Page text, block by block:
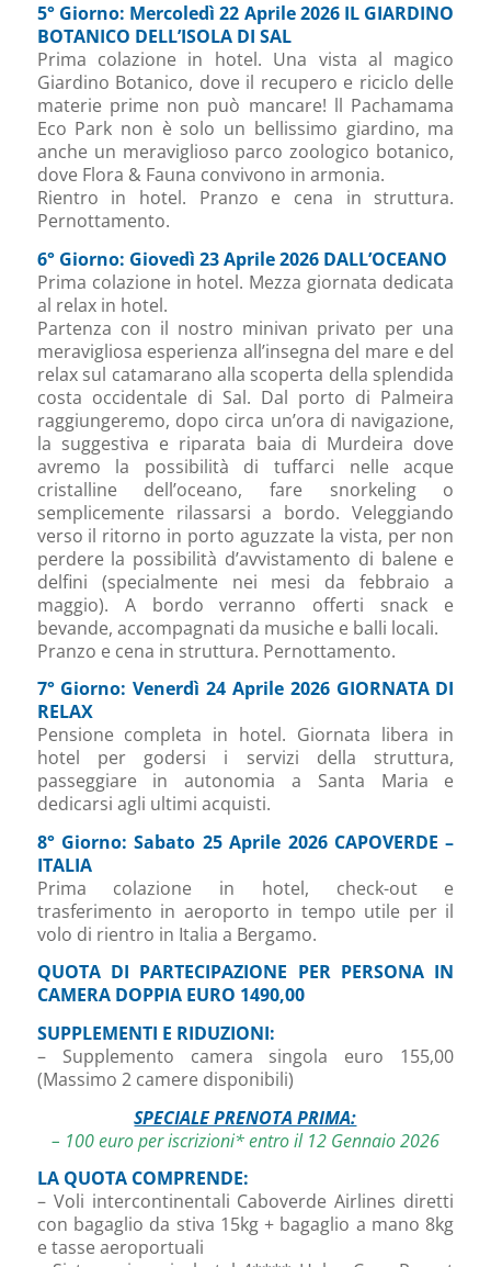
5° Giorno: Mercoledì 22 Aprile 2026 IL GIARDINO
BOTANICO DELL’ISOLA DI SAL
Prima colazione in hotel. Una vista al magico
Giardino Botanico, dove il recupero e riciclo delle
materie prime non può mancare! ll Pachamama
Eco Park non è solo un bellissimo giardino, ma
anche un meraviglioso parco zoologico botanico,
dove Flora & Fauna convivono in armonia.
Rientro in hotel. Pranzo e cena in struttura.
Pernottamento.
6° Giorno: Giovedì 23 Aprile 2026 DALL’OCEANO
Prima colazione in hotel. Mezza giornata dedicata
al relax in hotel.
Partenza con il nostro minivan privato per una
meravigliosa esperienza all’insegna del mare e del
relax sul catamarano alla scoperta della splendida
costa occidentale di Sal. Dal porto di Palmeira
raggiungeremo, dopo circa un’ora di navigazione,
la suggestiva e riparata baia di Murdeira dove
avremo la possibilità di tuffarci nelle acque
cristalline dell’oceano, fare snorkeling o
semplicemente rilassarsi a bordo. Veleggiando
verso il ritorno in porto aguzzate la vista, per non
perdere la possibilità d’avvistamento di balene e
delfini (specialmente nei mesi da febbraio a
maggio). A bordo verranno offerti snack e
bevande, accompagnati da musiche e balli locali.
Pranzo e cena in struttura. Pernottamento.
7° Giorno: Venerdì 24 Aprile 2026 GIORNATA DI
RELAX
Pensione completa in hotel. Giornata libera in
hotel per godersi i servizi della struttura,
passeggiare in autonomia a Santa Maria e
dedicarsi agli ultimi acquisti.
8° Giorno: Sabato 25 Aprile 2026 CAPOVERDE –
ITALIA
Prima colazione in hotel, check-out e
trasferimento in aeroporto in tempo utile per il
volo di rientro in Italia a Bergamo.
QUOTA DI PARTECIPAZIONE PER PERSONA IN
CAMERA DOPPIA EURO 1490,00
SUPPLEMENTI E RIDUZIONI:
– Supplemento camera singola euro 155,00
(Massimo 2 camere disponibili)
SPECIALE PRENOTA PRIMA:
– 100 euro per iscrizioni* entro il 12 Gennaio 2026
LA QUOTA COMPRENDE:
– Voli intercontinentali Caboverde Airlines diretti
con bagaglio da stiva 15kg + bagaglio a mano 8kg
e tasse aeroportuali